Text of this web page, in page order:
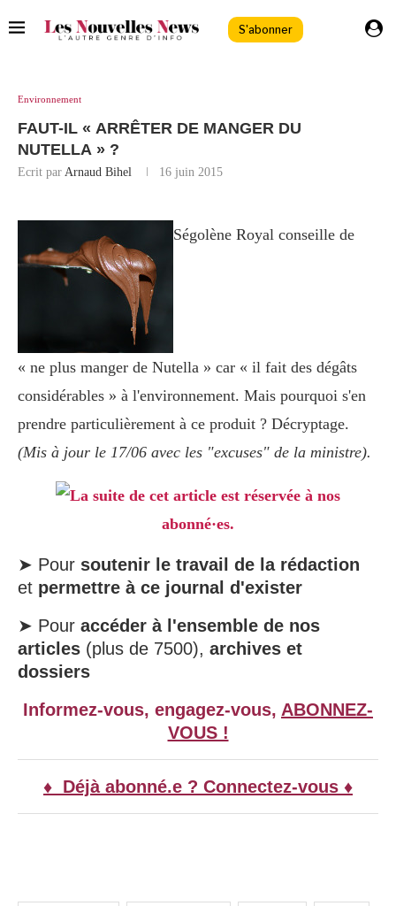
S'abonner
Environnement
FAUT-IL « ARRÊTER DE MANGER DU
NUTELLA » ?
Ecrit par Arnaud Bihel 16 juin 2015
Ségolène Royal conseille de
« ne plus manger de Nutella » car « il fait des dégâts
considérables » à l'environnement. Mais pourquoi s'en
prendre particulièrement à ce produit ? Décryptage.
(Mis à jour le 17/06 avec les "excuses" de la ministre).
La suite de cet article est réservée à nos
abonné·es.
➤ Pour soutenir le travail de la rédaction
et permettre à ce journal d'exister
➤ Pour accéder à l'ensemble de nos
articles (plus de 7500), archives et
dossiers
Informez-vous, engagez-vous, ABONNEZ-
VOUS !
♦ Déjà abonné.e ? Connectez-vous ♦